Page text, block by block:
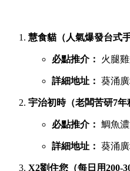
慧食貓（人氣爆發台式
必點推介： 火腿
詳細地址： 葵涌
宇治初時（老闆苦研7年
必點推介： 鯛魚
詳細地址： 葵涌
X2劉住您（每日用200-